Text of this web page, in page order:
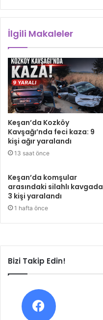
İlgili Makaleler
Keşan’da Kozköy
Kavşağı’nda feci kaza: 9
kişi ağır yaralandı
13 saat önce
Keşan’da komşular
arasındaki silahlı kavgada
3 kişi yaralandı
1 hafta önce
Bizi Takip Edin!